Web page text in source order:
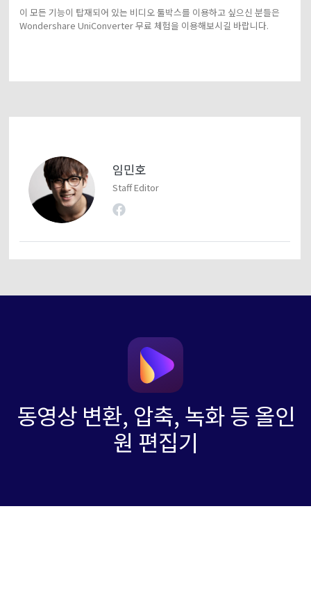
이 모든 기능이 탑재되어 있는 비디오 툴박스를 이용하고 싶으신 분들은
Wondershare UniConverter 무료 체험을 이용해보시길 바랍니다.
임민호
Staff Editor
동영상 변환, 압축, 녹화 등 올인
원 편집기